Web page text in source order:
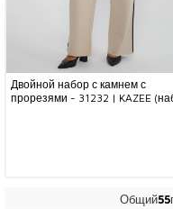
Двойной набор с камнем с
прорезями - 31232 | KAZEE
Общий55